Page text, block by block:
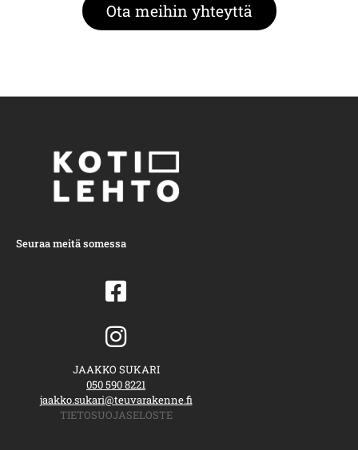
Ota meihin yhteyttä
Seuraa meitä somessa
JAAKKO SUKARI
050 590 8221
jaakko.sukari@teuvarakenne.fi
TIETOSUOJASELOSTE